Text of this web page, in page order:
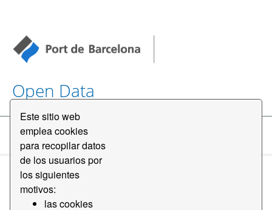
Este sitio web
emplea cookies
para recopilar datos
de los usuarios por
los siguientes
motivos:
las cookies
Open Data
Conjuntos de datos